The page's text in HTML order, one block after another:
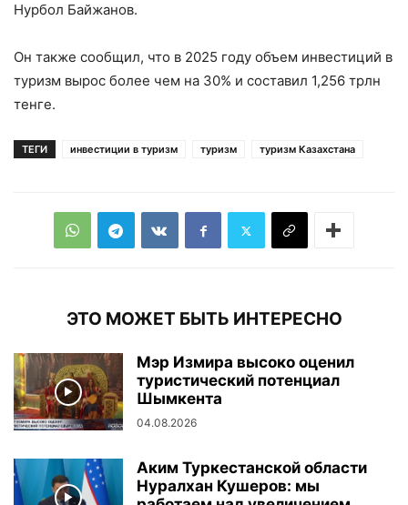
Нурбол Байжанов.
Он также сообщил, что в 2025 году объем инвестиций в
туризм вырос более чем на 30% и составил 1,256 трлн
тенге.
ТЕГИ инвестиции в туризм туризм туризм Казахстана
ЭТО МОЖЕТ БЫТЬ ИНТЕРЕСНО
Мэр Измира высоко оценил
туристический потенциал
Шымкента
04.08.2026
Аким Туркестанской области
Нуралхан Кушеров: мы